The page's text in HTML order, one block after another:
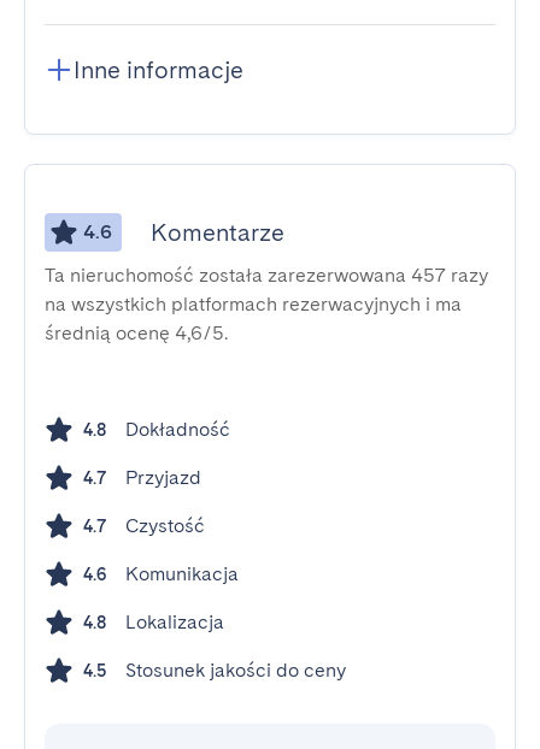
Inne informacje
4.6 Komentarze
Ta nieruchomość została zarezerwowana 457 razy
na wszystkich platformach rezerwacyjnych i ma
średnią ocenę 4,6/5.
4.8 Dokładność
4.7 Przyjazd
4.7 Czystość
4.6 Komunikacja
4.8 Lokalizacja
4.5 Stosunek jakości do ceny